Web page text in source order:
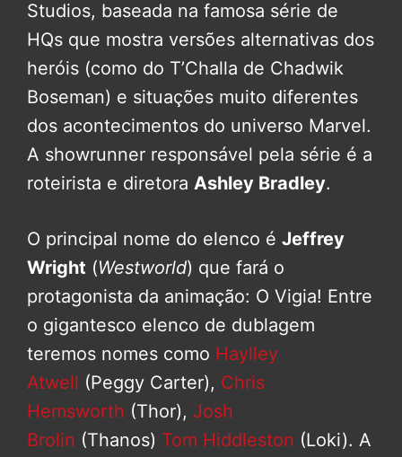
Studios, baseada na famosa série de
HQs que mostra versões alternativas dos
heróis (como do T’Challa de Chadwik
Boseman) e situações muito diferentes
dos acontecimentos do universo Marvel.
A showrunner responsável pela série é a
roteirista e diretora Ashley Bradley.
O principal nome do elenco é Jeffrey
Wright (Westworld) que fará o
protagonista da animação: O Vigia! Entre
o gigantesco elenco de dublagem
teremos nomes como Haylley
Atwell (Peggy Carter), Chris
Hemsworth (Thor), Josh
Brolin (Thanos) Tom Hiddleston (Loki). A